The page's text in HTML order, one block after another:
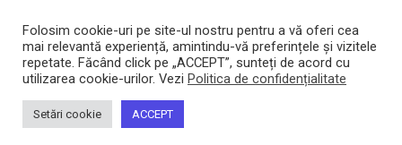
Bacltd
Locuri de munca
Folosim cookie-uri pe site-ul nostru pentru a vă oferi cea
mai relevantă experiență, amintindu-vă preferințele și vizitele
repetate. Făcând click pe „ACCEPT”, sunteți de acord cu
utilizarea cookie-urilor. Vezi Politica de confidențialitate
Setări cookie ACCEPT